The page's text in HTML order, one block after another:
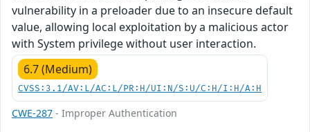
vulnerability in a preloader due to an insecure default
value, allowing local exploitation by a malicious actor
with System privilege without user interaction.
6.7 (Medium)
CVSS:3.1/AV:L/AC:L/PR:H/UI:N/S:U/C:H/I:H/A:H
CWE-287 - Improper Authentication